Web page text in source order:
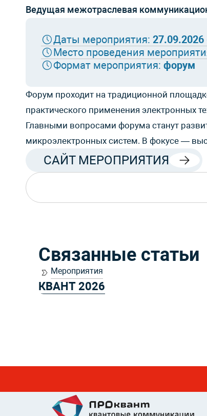
Ведущая межотраслевая
Даты мероприятия:
Место проведения
Формат мероприятия: форум
Форум проходит на традиционной
практического применения электронных
Главными вопросами форума станут
микроэлектронных систем. В фокусе —
САЙТ МЕРОПРИЯТИЯ
Связанные статьи
Мероприятия
КВАНТ 2026